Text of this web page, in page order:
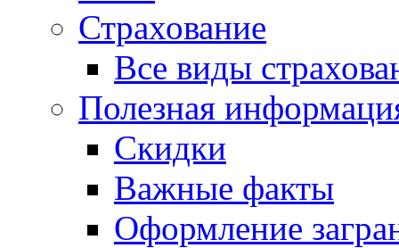
Страхование
Все виды
Полезная
Скидки
Важные факты
Оформление